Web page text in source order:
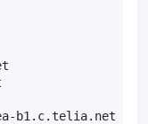
0.0%
20.0%
20.0%
30.0%
30.0%
40.0%
b1.c.telia.net